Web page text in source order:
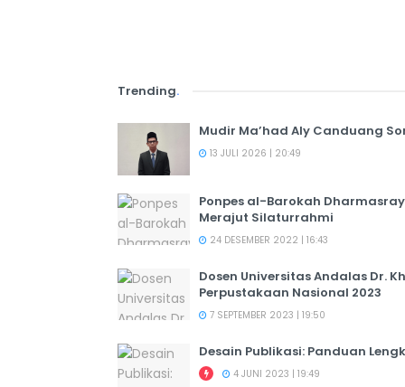
Trending.
Mudir Ma’had Aly Canduang
13 JULI 2026 | 20:49
Ponpes al-Barokah
Merajut Silaturrahmi
24 DESEMBER 2022 | 16:43
Dosen Universitas Andalas Dr.
Perpustakaan Nasional 2023
7 SEPTEMBER 2023 | 19:50
Desain Publikasi: Panduan
4 JUNI 2023 | 19:49